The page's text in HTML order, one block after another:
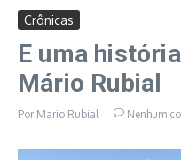
Crônicas
E uma
Mário Rubial
Por Mario Rubial Nenhum